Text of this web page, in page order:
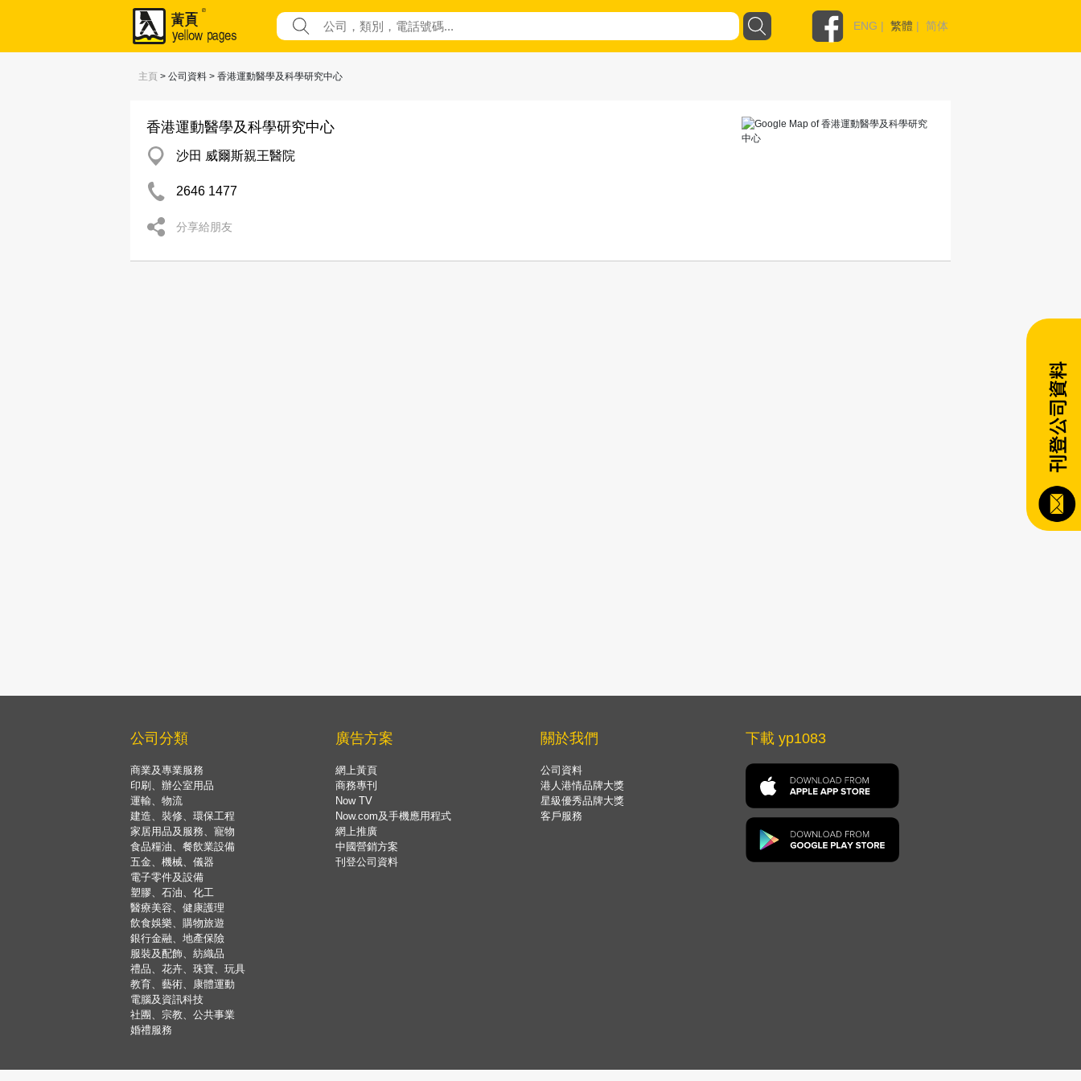
ENG | 繁體 | 简体
主頁 > 公司資料 > 香港運動醫學及科學研究中心
香港運動醫學及科學研究中心
沙田 威爾斯親王醫院
2646 1477
分享給朋友
公司分類
商業及專業服務
印刷、辦公室用品
運輸、物流
建造、裝修、環保工程
家居用品及服務、寵物
食品糧油、餐飲業設備
五金、機械、儀器
電子零件及設備
塑膠、石油、化工
醫療美容、健康護理
飲食娛樂、購物旅遊
銀行金融、地產保險
服裝及配飾、紡織品
禮品、花卉、珠寶、玩具
教育、藝術、康體運動
電腦及資訊科技
社團、宗教、公共事業
婚禮服務
廣告方案
網上黃頁
商務專刊
Now TV
Now.com及手機應用程式
網上推廣
中國營銷方案
刊登公司資料
關於我們
公司資料
港人港情品牌大獎
星級優秀品牌大獎
客戶服務
下載 yp1083